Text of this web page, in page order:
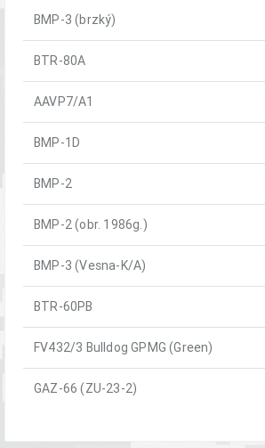
BMP-3 (brzký)
BTR-80A
AAVP7/A1
BMP-1D
BMP-2
BMP-2 (obr. 1986g.)
BMP-3 (Vesna-K/A)
BTR-60PB
FV432/3 Bulldog GPMG (Green)
GAZ-66 (ZU-23-2)